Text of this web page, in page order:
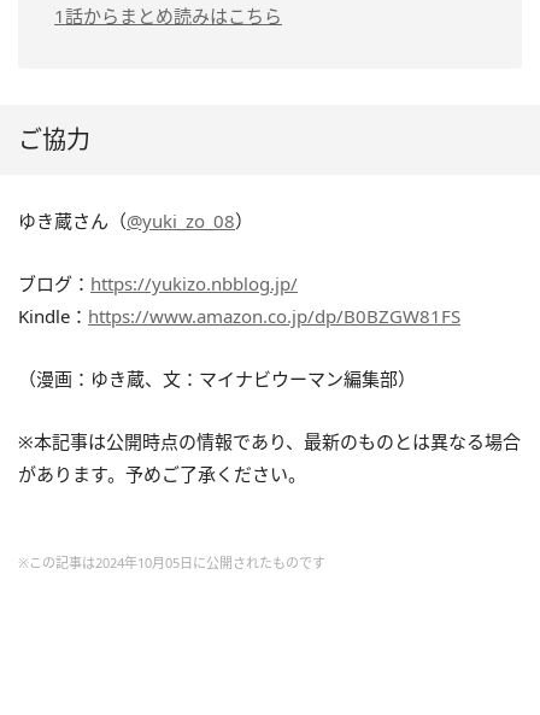
1話からまとめ読みはこちら
ご協力
ゆき蔵さん（@yuki_zo_08）
ブログ： https://yukizo.nbblog.jp/
Kindle： https://www.amazon.co.jp/dp/B0BZGW81FS
（漫画：ゆき蔵、文：マイナビウーマン編集部）
※本記事は公開時点の情報であり、最新のものとは異なる場合
があります。予めご了承ください。
※この記事は2024年10月05日に公開されたものです